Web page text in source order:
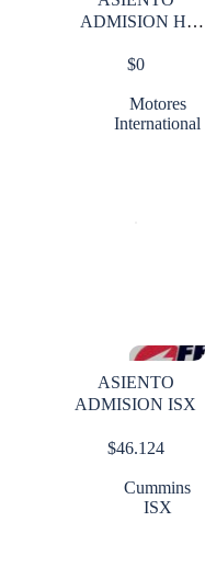
ADMISION HI
$0
Motores
International
ASIENTO
ADMISION ISX
$46.124
Cummins
ISX